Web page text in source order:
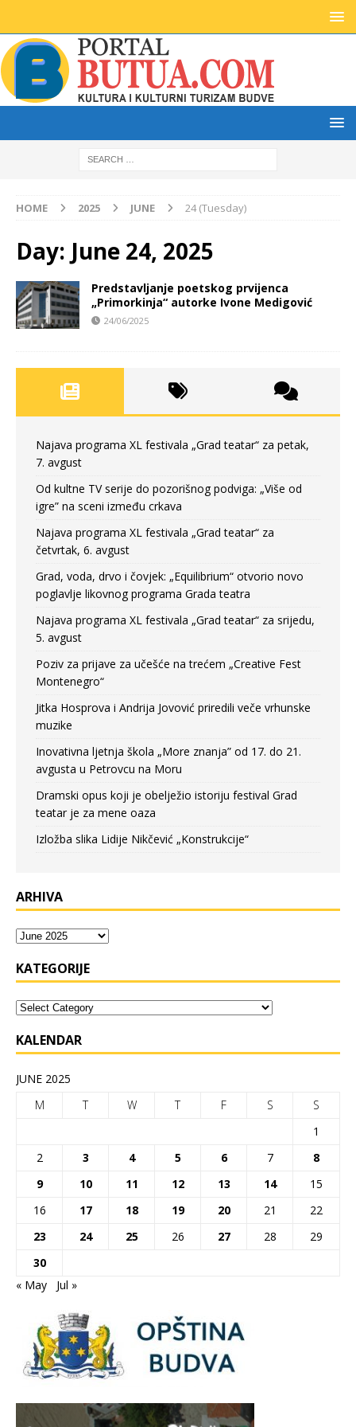
HOME 2025 JUNE 24 (Tuesday)
Day: June 24, 2025
Predstavljanje poetskog prvijenca
„Primorkinja“ autorke Ivone Medigović
24/06/2025
Najava programa XL festivala „Grad teatar“ za petak,
7. avgust
Od kultne TV serije do pozorišnog podviga: „Više od
igre” na sceni između crkava
Najava programa XL festivala „Grad teatar“ za
četvrtak, 6. avgust
Grad, voda, drvo i čovjek: „Equilibrium“ otvorio novo
poglavlje likovnog programa Grada teatra
Najava programa XL festivala „Grad teatar“ za srijedu,
5. avgust
Poziv za prijave za učešće na trećem „Creative Fest
Montenegro“
Jitka Hosprova i Andrija Jovović priredili veče vrhunske
muzike
Inovativna ljetnja škola „More znanja” od 17. do 21.
avgusta u Petrovcu na Moru
Dramski opus koji je obelježio istoriju festival Grad
teatar je za mene oaza
Izložba slika Lidije Nikčević „Konstrukcije“
ARHIVA
KATEGORIJE
KALENDAR
JUNE 2025
M
T W T F S
S
1
2
3 4 5 6 7
8
9
10 11 12 13 14
15
16
17 18 19 20 21
22
23
24 25 26 27 28
29
30
« May
Jul »